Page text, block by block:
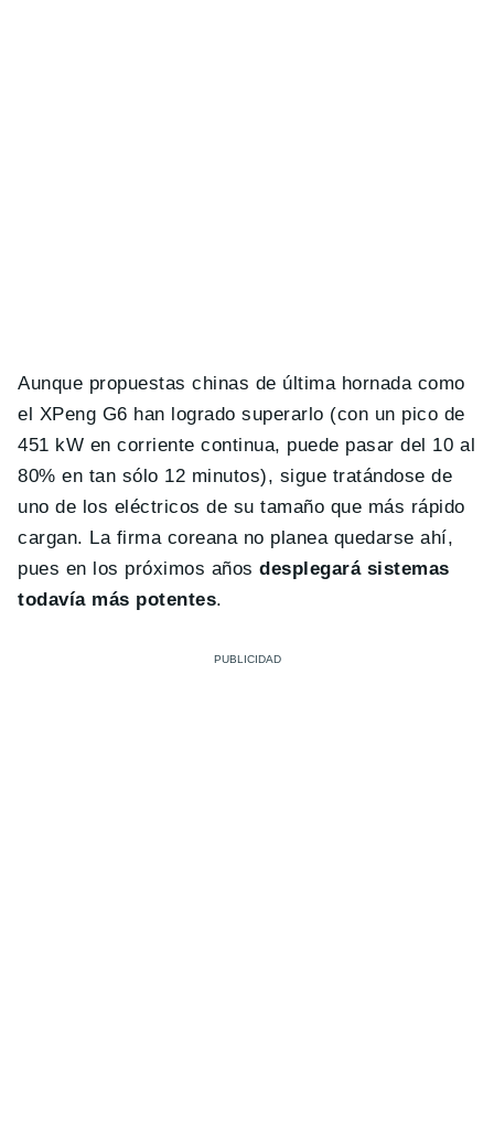
Aunque propuestas chinas de última hornada como
el XPeng G6 han logrado superarlo (con un pico de
451 kW en corriente continua, puede pasar del 10 al
80% en tan sólo 12 minutos), sigue tratándose de
uno de los eléctricos de su tamaño que más rápido
cargan. La firma coreana no planea quedarse ahí,
pues en los próximos añosdesplegará sistemas
todavía más potentes.